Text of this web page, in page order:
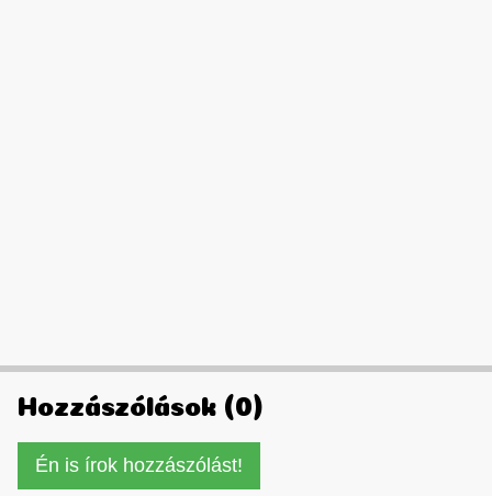
Hozzászólások (0)
Én is írok hozzászólást!